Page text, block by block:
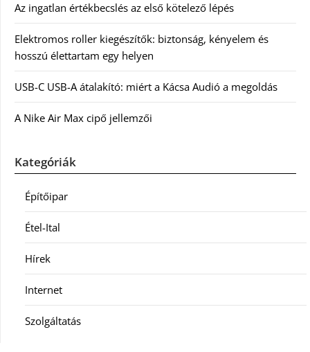
Az ingatlan értékbecslés az első kötelező lépés
Elektromos roller kiegészítők: biztonság, kényelem és
hosszú élettartam egy helyen
USB-C USB-A átalakító: miért a Kácsa Audió a megoldás
A Nike Air Max cipő jellemzői
Kategóriák
Építőipar
Étel-Ital
Hírek
Internet
Szolgáltatás